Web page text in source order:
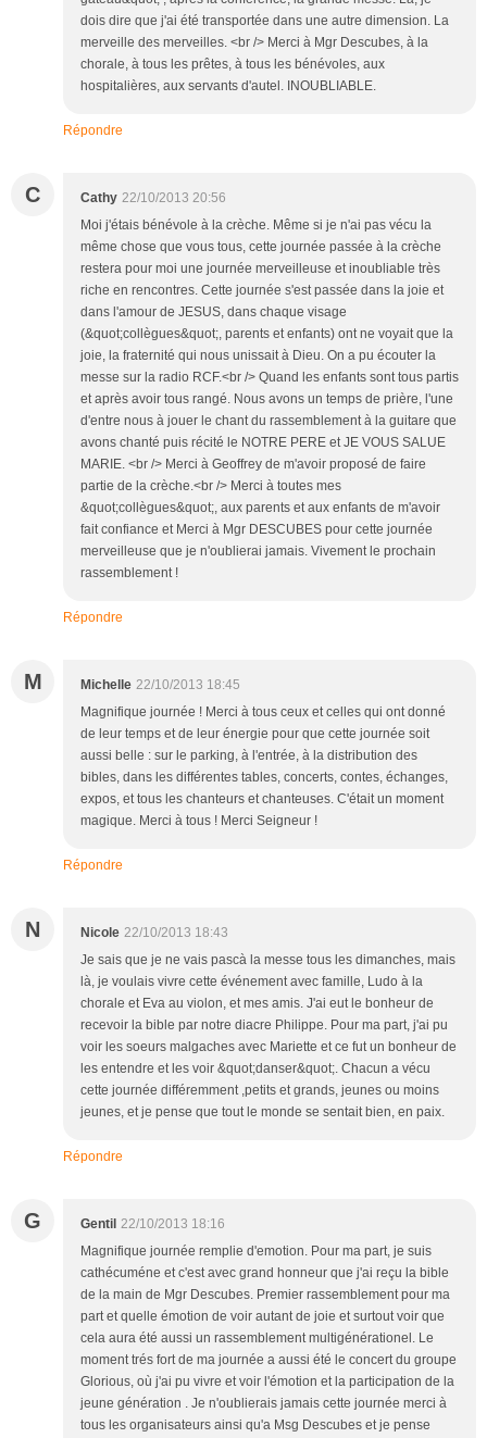
dois dire que j'ai été transportée dans une autre dimension. La
merveille des merveilles. <br /> Merci à Mgr Descubes, à la
chorale, à tous les prêtes, à tous les bénévoles, aux
hospitalières, aux servants d'autel. INOUBLIABLE.
Répondre
C Cathy 22/10/2013 20:56
Moi j'étais bénévole à la crèche. Même si je n'ai pas vécu la
même chose que vous tous, cette journée passée à la crèche
restera pour moi une journée merveilleuse et inoubliable très
riche en rencontres. Cette journée s'est passée dans la joie et
dans l'amour de JESUS, dans chaque visage
(&quot;collègues&quot;, parents et enfants) ont ne voyait que la
joie, la fraternité qui nous unissait à Dieu. On a pu écouter la
messe sur la radio RCF.<br /> Quand les enfants sont tous partis
et après avoir tous rangé. Nous avons un temps de prière, l'une
d'entre nous à jouer le chant du rassemblement à la guitare que
avons chanté puis récité le NOTRE PERE et JE VOUS SALUE
MARIE. <br /> Merci à Geoffrey de m'avoir proposé de faire
partie de la crèche.<br /> Merci à toutes mes
&quot;collègues&quot;, aux parents et aux enfants de m'avoir
fait confiance et Merci à Mgr DESCUBES pour cette journée
merveilleuse que je n'oublierai jamais. Vivement le prochain
rassemblement !
Répondre
M Michelle 22/10/2013 18:45
Magnifique journée ! Merci à tous ceux et celles qui ont donné
de leur temps et de leur énergie pour que cette journée soit
aussi belle : sur le parking, à l'entrée, à la distribution des
bibles, dans les différentes tables, concerts, contes, échanges,
expos, et tous les chanteurs et chanteuses. C'était un moment
magique. Merci à tous ! Merci Seigneur !
Répondre
N Nicole 22/10/2013 18:43
Je sais que je ne vais pascà la messe tous les dimanches, mais
là, je voulais vivre cette événement avec famille, Ludo à la
chorale et Eva au violon, et mes amis. J'ai eut le bonheur de
recevoir la bible par notre diacre Philippe. Pour ma part, j'ai pu
voir les soeurs malgaches avec Mariette et ce fut un bonheur de
les entendre et les voir &quot;danser&quot;. Chacun a vécu
cette journée différemment ,petits et grands, jeunes ou moins
jeunes, et je pense que tout le monde se sentait bien, en paix.
Répondre
G Gentil 22/10/2013 18:16
Magnifique journée remplie d'emotion. Pour ma part, je suis
cathécuméne et c'est avec grand honneur que j'ai reçu la bible
de la main de Mgr Descubes. Premier rassemblement pour ma
part et quelle émotion de voir autant de joie et surtout voir que
cela aura été aussi un rassemblement multigénérationel. Le
moment trés fort de ma journée a aussi été le concert du groupe
Glorious, où j'ai pu vivre et voir l'émotion et la participation de la
jeune génération . Je n'oublierais jamais cette journée merci à
tous les organisateurs ainsi qu'a Msg Descubes et je pense